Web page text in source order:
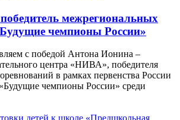
межрегиональных
чемпионы России»
с победой Антона Ионина –
центра «НИВА», победителя
в рамках первенства России
чемпионы России» среди